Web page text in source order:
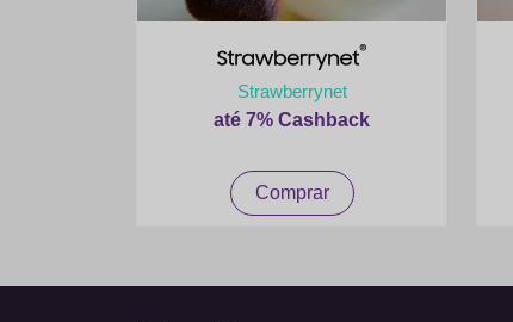
Strawberrynet
até 7% Cashback
Comprar